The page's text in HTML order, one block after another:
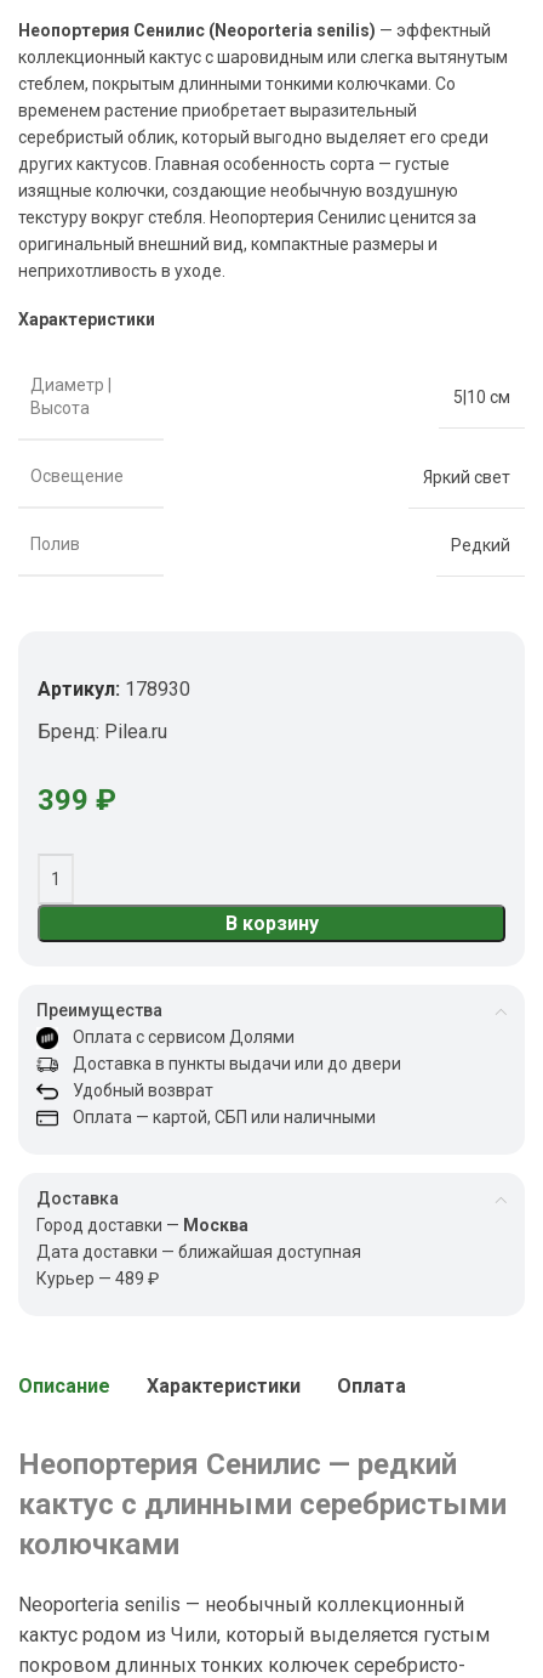
Неопортерия Сенилис (Neoporteria senilis) — эффектный
коллекционный кактус с шаровидным или слегка вытянутым
стеблем, покрытым длинными тонкими колючками. Со
временем растение приобретает выразительный
серебристый облик, который выгодно выделяет его среди
других кактусов. Главная особенность сорта — густые
изящные колючки, создающие необычную воздушную
текстуру вокруг стебля. Неопортерия Сенилис ценится за
оригинальный внешний вид, компактные размеры и
неприхотливость в уходе.
Характеристики
Диаметр |
Высота
5|10 см
Освещение Яркий свет
Полив Редкий
Артикул: 178930
Бренд: Pilea.ru
399 ₽
В корзину
Преимущества
Оплата с сервисом Долями
Доставка в пункты выдачи или до двери
Удобный возврат
Оплата — картой, СБП или наличными
Доставка
Город доставки — Москва
Дата доставки — ближайшая доступная
Курьер — 489 ₽
Описание Характеристики Оплата
Неопортерия Сенилис — редкий
кактус с длинными серебристыми
колючками
Neoporteria senilis — необычный коллекционный
кактус родом из Чили, который выделяется густым
покровом длинных тонких колючек серебристо-